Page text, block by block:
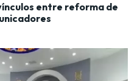
entre reforma de